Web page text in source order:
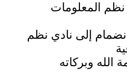
نظم المعلومات
إلى نادي نظم
الله وبركاته